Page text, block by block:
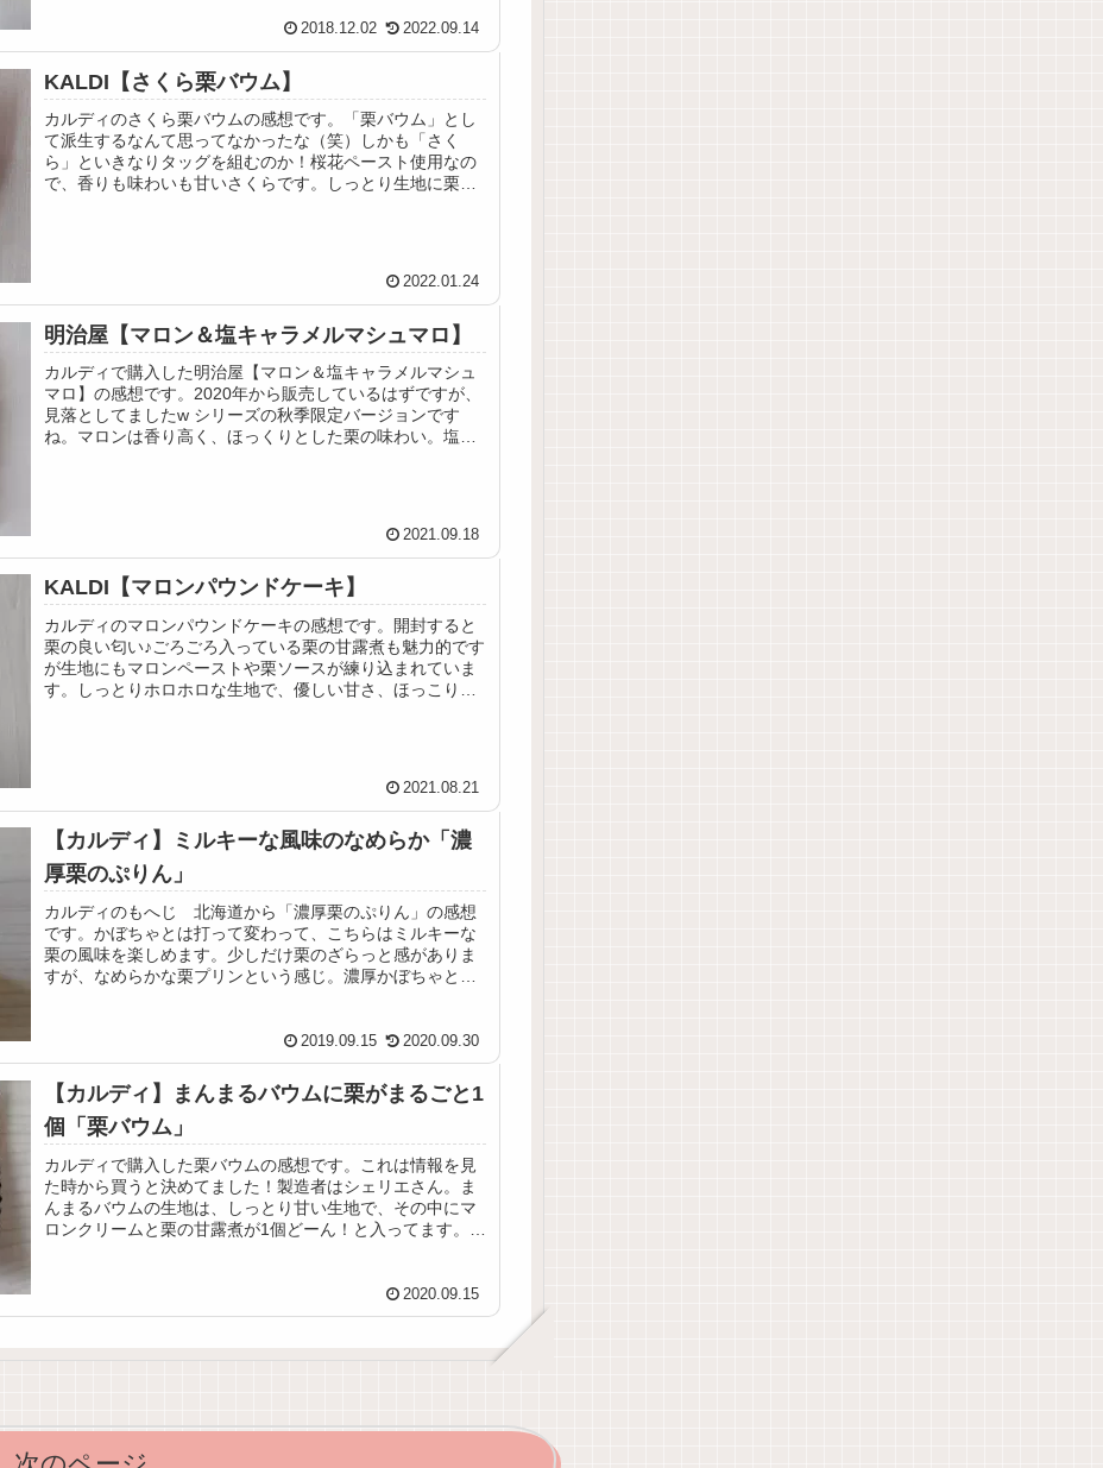
2018.12.02 2022.09.14
KALDI【さくら栗バウム】
カルディのさくら栗バウムの感想です。「栗バウム」とし
て派生するなんて思ってなかったな（笑）しかも「さく
ら」といきなりタッグを組むのか！桜花ペースト使用なの
で、香りも味わいも甘いさくらです。しっとり生地に栗が
2022.01.24
明治屋【マロン＆塩キャラメルマシュマロ】
カルディで購入した明治屋【マロン＆塩キャラメルマシュ
マロ】の感想です。2020年から販売しているはずですが、
見落としてましたw シリーズの秋季限定バージョンです
ね。マロンは香り高く、ほっくりとした栗の味わい。塩キ
2021.09.18
KALDI【マロンパウンドケーキ】
カルディのマロンパウンドケーキの感想です。開封すると
栗の良い匂い♪ごろごろ入っている栗の甘露煮も魅力的です
が生地にもマロンペーストや栗ソースが練り込まれていま
す。しっとりホロホロな生地で、優しい甘さ、ほっこりす
2021.08.21
【カルディ】ミルキーな風味のなめらか「濃
厚栗のぷりん」
カルディのもへじ 北海道から「濃厚栗のぷりん」の感想
です。かぼちゃとは打って変わって、こちらはミルキーな
栗の風味を楽しめます。少しだけ栗のざらっと感がありま
すが、なめらかな栗プリンという感じ。濃厚かぼちゃと濃
2019.09.15 2020.09.30
【カルディ】まんまるバウムに栗がまるごと1
個「栗バウム」
カルディで購入した栗バウムの感想です。これは情報を見
た時から買うと決めてました！製造者はシェリエさん。ま
んまるバウムの生地は、しっとり甘い生地で、その中にマ
ロンクリームと栗の甘露煮が1個どーん！と入ってます。個
2020.09.15